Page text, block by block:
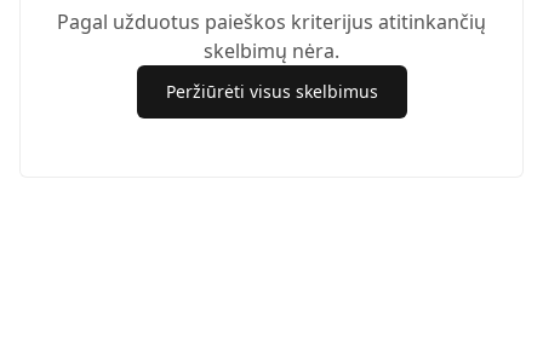
Pagal užduotus paieškos kriterijus atitinkančių
skelbimų nėra.
Peržiūrėti visus skelbimus